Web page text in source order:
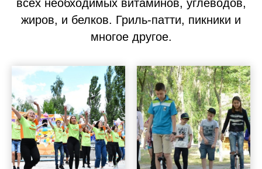
всех необходимых витаминов, углеводов,
жиров, и белков. Гриль-патти, пикники и
многое другое.